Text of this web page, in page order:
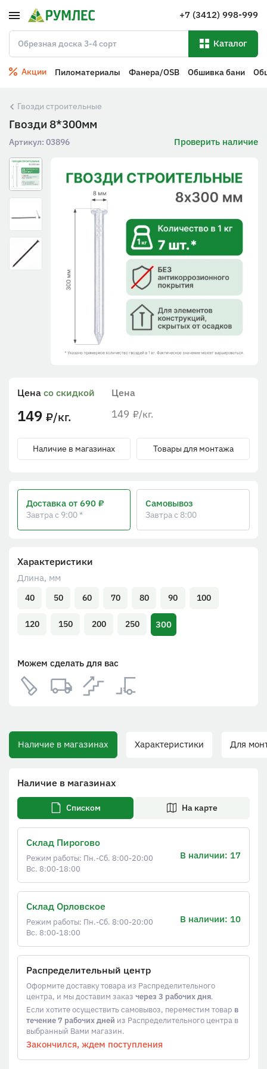
+7 (3412) 998-999
Каталог
Акции Пиломатериалы Фанера/OSB Обшивка бани
Гвозди строительные
Гвозди 8*300мм
Артикул: 03896 Проверить наличие
Характеристики
Длина, мм
40 50 60 70 80 90 100
120 150 200 250 300
Можем сделать для вас
Цена
149 ₽/кг.
Цена со скидкой
149 ₽/кг.
Наличие в магазинах Товары для монтажа
Доставка от 690 ₽
Завтра с 9:00 *
Самовывоз
Завтра с 8:00
Наличие в магазинах Характеристики Для
Наличие в магазинах
Списком На карте
Склад Пирогово
Режим работы: Пн.-Сб. 8:00-20:00
Вс. 8:00-18:00
В наличии: 17
Склад Орловское
Режим работы: Пн.-Сб. 8:00-20:00
Вс. 8:00-18:00
В наличии: 10
Распределительный центр
Оформите доставку товара из Распределительного
центра, и мы доставим заказ через 3 рабочих дня.
Если хотите осуществить самовывоз, переместим товар в
течение 7 рабочих дней из Распределительного центра в
выбранный Вами магазин.
Закончился, ждем поступления